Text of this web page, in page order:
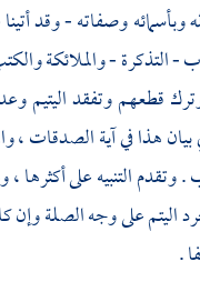
وصفاته - وقد أتينا
التذكرة - والملائكة
قطعهم وتفقد اليتيم
هذا في آية الصدقات ،
التنبيه على أكثرها ،
على وجه الصلة وإن
.